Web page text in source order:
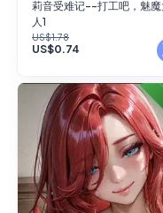
莉音受难记--打工吧，魅魔
人1
US$1.78
US$0.74